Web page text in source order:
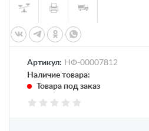
Артикул: НФ-00007812
Наличие товара:
Товара под заказ